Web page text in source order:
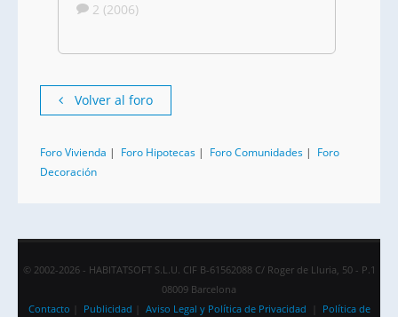
2 (2006)
Volver al foro
Foro Vivienda | Foro Hipotecas | Foro Comunidades | Foro
Decoración
© 2002-2026 - HABITATSOFT S.L.U. CIF B-61562088 C/ Roger de Lluria, 50 - P.1
08009 Barcelona
Contacto
Publicidad Aviso Legal y Política de Privacidad Política de